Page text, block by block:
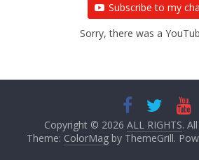
Subscribe to my
Sorry, there was a
Copyright © 2026 ALL RIGHTS.
Theme: ColorMagby ThemeGrill.